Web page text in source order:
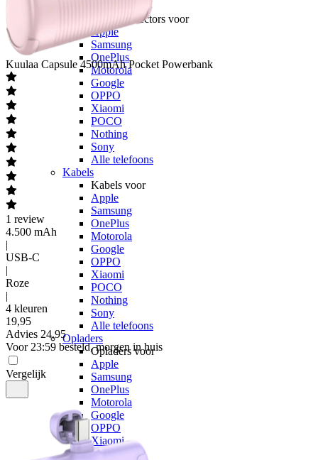
Screenprotectors voor
Apple
Samsung
OnePlus
Motorola
Google
OPPO
Xiaomi
POCO
Nothing
Sony
Alle telefoons
Kabels
Kabels voor
Apple
Samsung
OnePlus
Motorola
Google
OPPO
Xiaomi
POCO
Nothing
Sony
Alle telefoons
Opladers
Opladers voor
Apple
Samsung
OnePlus
Motorola
Google
OPPO
Xiaomi
POCO
Kuulaa Capsule 4500mAh Pocket Powerbank
1 review
4.500 mAh
|
USB-C
|
Roze
|
4 kleuren
19,95
Advies 24,95
Voor 23:59 besteld, morgen in huis
Vergelijk